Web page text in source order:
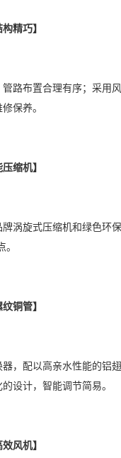
精巧】
布置合理有序；采用
保养。
缩机】
旋式压缩机和绿色环
铜管】
配以高亲水性能的铝
设计，智能调节简易。
风机】